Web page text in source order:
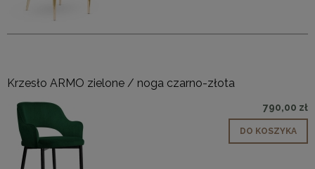
Krzesło ARMO zielone / noga czarno-złota
790,00 zł
DO KOSZYKA